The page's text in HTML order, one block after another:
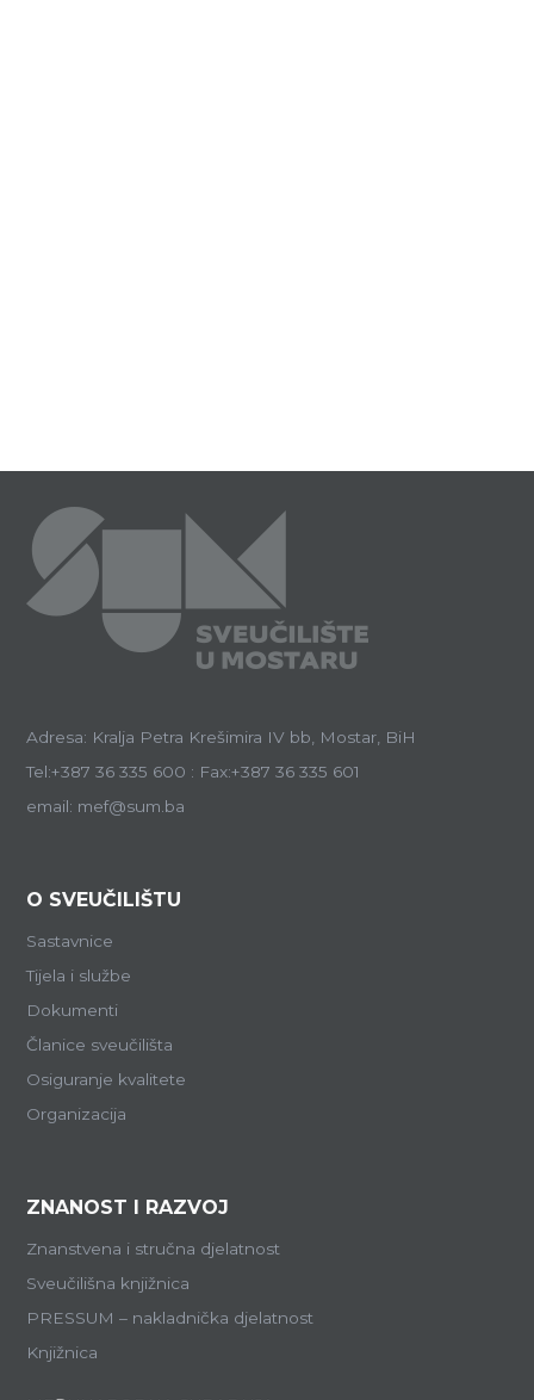
Adresa: Kralja Petra Krešimira IV bb, Mostar, BiH
Tel:+387 36 335 600 : Fax:+387 36 335 601
email: mef@sum.ba
O SVEUČILIŠTU
Sastavnice
Tijela i službe
Dokumenti
Članice sveučilišta
Osiguranje kvalitete
Organizacija
ZNANOST I RAZVOJ
Znanstvena i stručna djelatnost
Sveučilišna knjižnica
PRESSUM – nakladnička djelatnost
Knjižnica